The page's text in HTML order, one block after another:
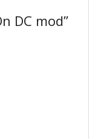
DC mod”